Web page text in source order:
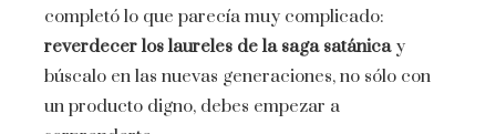
completó lo que parecía muy complicado:
reverdecer los laureles de la saga satánicay
búscalo en las nuevas generaciones, no sólo con
un producto digno, debes empezar a